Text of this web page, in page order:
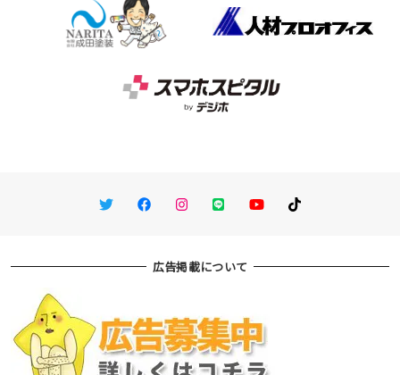
TwitterFacebookInstagram
LINE You TubeTikTok
広告掲載について